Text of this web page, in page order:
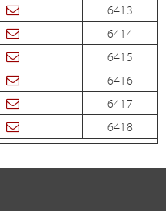
6413
6414
6415
6416
6417
6418